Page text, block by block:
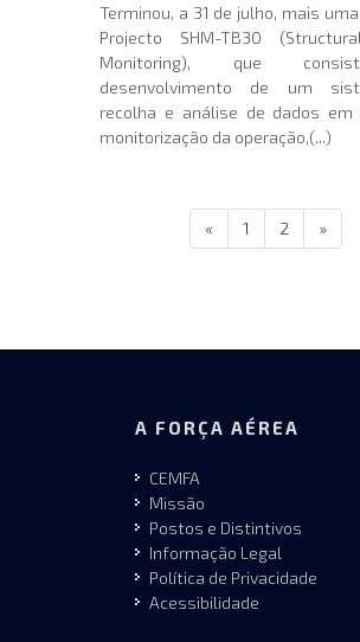
Terminou, a 31 de julho, mais
Projecto SHM-TB30
Monitoring), que
desenvolvimento de um
recolha e análise de dados em
monitorização da operação,(...)
« 1 2 »
A FORÇA AÉREA
CEMFA
Missão
Postos e Distintivos
Informação Legal
Política de Privacidade
Acessibilidade